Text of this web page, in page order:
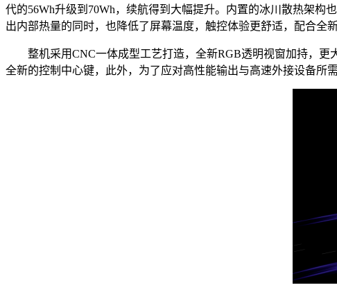
代的56Wh升级到70Wh，续航得到大幅提升。内置的冰川散热架
出内部热量的同时，也降低了屏幕温度，触控体验更舒适，配合全
整机采用CNC一体成型工艺打造，全新RGB透明视窗加持，更
全新的控制中心键，此外，为了应对高性能输出与高速外接设备所